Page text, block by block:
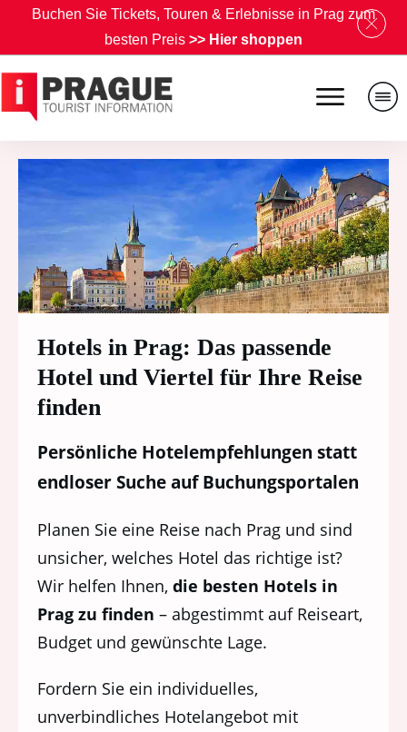
Hotels in Prag: Das passende
Hotel und Viertel für Ihre Reise
finden
Persönliche Hotelempfehlungen statt
endloser Suche auf Buchungsportalen
Planen Sie eine Reise nach Prag und sind
unsicher, welches Hotel das richtige ist?
Wir helfen Ihnen, die besten Hotels in
Prag zu finden – abgestimmt auf Reiseart,
Budget und gewünschte Lage.
Fordern Sie ein individuelles,
unverbindliches Hotelangebot mit
Buchen Sie Tickets, Touren & Erlebnisse in Prag zum
besten Preis >> Hier shoppen